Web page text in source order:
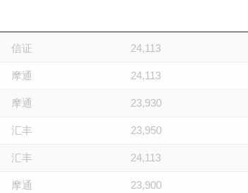
信证 24,113
摩通 24,113
摩通 23,930
汇丰 23,950
汇丰 24,113
摩通 23,900